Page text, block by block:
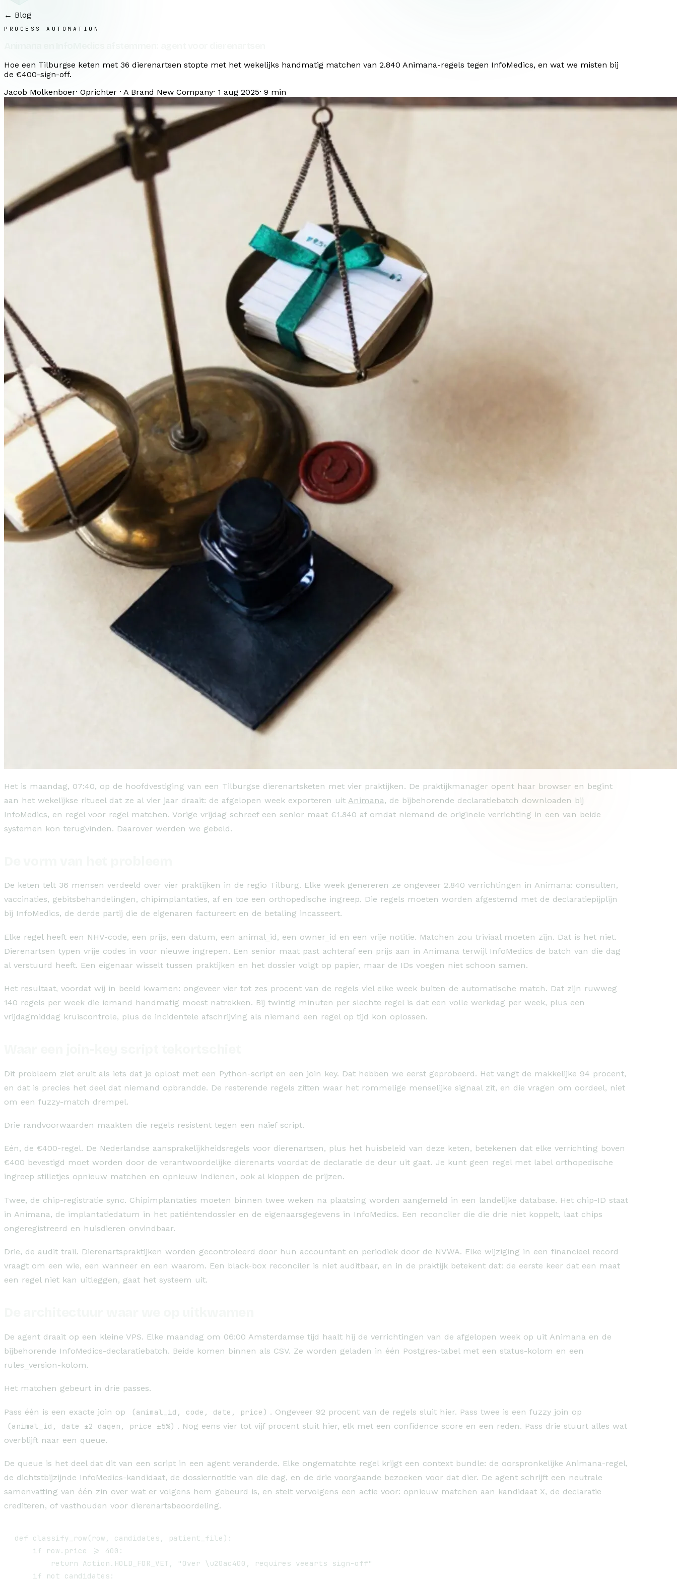
← Blog
PROCESS AUTOMATION
Hoe een Tilburgse keten met 36 dierenartsen stopte met het wekelijks handmatig matchen van 2.840 Animana-regels tegen InfoMedics, en wat we misten bij
de €400-sign-off.
Jacob Molkenboer· Oprichter · A Brand New Company· 1 aug 2025· 9 min
Het is maandag, 07:40, op de hoofdvestiging van een Tilburgse dierenartsketen met vier praktijken. De praktijkmanager opent haar browser en begint
aan het wekelijkse ritueel dat ze al vier jaar draait: de afgelopen week exporteren uit Animana, de bijbehorende declaratiebatch downloaden bij
InfoMedics, en regel voor regel matchen. Vorige vrijdag schreef een senior maat €1.840 af omdat niemand de originele verrichting in een van beide
systemen kon terugvinden. Daarover werden we gebeld.
De keten telt 36 mensen verdeeld over vier praktijken in de regio Tilburg. Elke week genereren ze ongeveer 2.840 verrichtingen in Animana: consulten,
vaccinaties, gebitsbehandelingen, chipimplantaties, af en toe een orthopedische ingreep. Die regels moeten worden afgestemd met de declaratiepijplijn
bij InfoMedics, de derde partij die de eigenaren factureert en de betaling incasseert.
Elke regel heeft een NHV-code, een prijs, een datum, een animal_id, een owner_id en een vrije notitie. Matchen zou triviaal moeten zijn. Dat is het niet.
Dierenartsen typen vrije codes in voor nieuwe ingrepen. Een senior maat past achteraf een prijs aan in Animana terwijl InfoMedics de batch van die dag
al verstuurd heeft. Een eigenaar wisselt tussen praktijken en het dossier volgt op papier, maar de IDs voegen niet schoon samen.
Het resultaat, voordat wij in beeld kwamen: ongeveer vier tot zes procent van de regels viel elke week buiten de automatische match. Dat zijn ruwweg
140 regels per week die iemand handmatig moest natrekken. Bij twintig minuten per slechte regel is dat een volle werkdag per week, plus een
vrijdagmiddag kruiscontrole, plus de incidentele afschrijving als niemand een regel op tijd kon oplossen.
Dit probleem ziet eruit als iets dat je oplost met een Python-script en een join key. Dat hebben we eerst geprobeerd. Het vangt de makkelijke 94 procent,
en dat is precies het deel dat niemand opbrandde. De resterende regels zitten waar het rommelige menselijke signaal zit, en die vragen om oordeel, niet
om een fuzzy-match drempel.
Drie randvoorwaarden maakten die regels resistent tegen een naïef script.
Eén, de €400-regel. De Nederlandse aansprakelijkheidsregels voor dierenartsen, plus het huisbeleid van deze keten, betekenen dat elke verrichting boven
€400 bevestigd moet worden door de verantwoordelijke dierenarts voordat de declaratie de deur uit gaat. Je kunt geen regel met label orthopedische
ingreep stilletjes opnieuw matchen en opnieuw indienen, ook al kloppen de prijzen.
Twee, de chip-registratie sync. Chipimplantaties moeten binnen twee weken na plaatsing worden aangemeld in een landelijke database. Het chip-ID staat
in Animana, de implantatiedatum in het patiëntendossier en de eigenaarsgegevens in InfoMedics. Een reconciler die die drie niet koppelt, laat chips
ongeregistreerd en huisdieren onvindbaar.
Drie, de audit trail. Dierenartspraktijken worden gecontroleerd door hun accountant en periodiek door de NVWA. Elke wijziging in een financieel record
vraagt om een wie, een wanneer en een waarom. Een black-box reconciler is niet auditbaar, en in de praktijk betekent dat: de eerste keer dat een maat
een regel niet kan uitleggen, gaat het systeem uit.
De agent draait op een kleine VPS. Elke maandag om 06:00 Amsterdamse tijd haalt hij de verrichtingen van de afgelopen week op uit Animana en de
bijbehorende InfoMedics-declaratiebatch. Beide komen binnen als CSV. Ze worden geladen in één Postgres-tabel met een status-kolom en een
rules_version-kolom.
Het matchen gebeurt in drie passes.
Pass één is een exacte join op (animal_id, code, date, price) . Ongeveer 92 procent van de regels sluit hier. Pass twee is een fuzzy join op
(animal_id, date ±2 dagen, price ±5%) . Nog eens vier tot vijf procent sluit hier, elk met een confidence score en een reden. Pass drie stuurt alles wat
overblijft naar een queue.
De queue is het deel dat dit van een script in een agent veranderde. Elke ongematchte regel krijgt een context bundle: de oorspronkelijke Animana-regel,
de dichtstbijzijnde InfoMedics-kandidaat, de dossiernotitie van die dag, en de drie voorgaande bezoeken voor dat dier. De agent schrijft een neutrale
samenvatting van één zin over wat er volgens hem gebeurd is, en stelt vervolgens een actie voor: opnieuw matchen aan kandidaat X, de declaratie
crediteren, of vasthouden voor dierenartsbeoordeling.
def classify_row(row, candidates, patient_file):
    if row.price >= 400:
        return Action.HOLD_FOR_VET, "Over \u20ac400, requires veearts sign-off"
    if not candidates: